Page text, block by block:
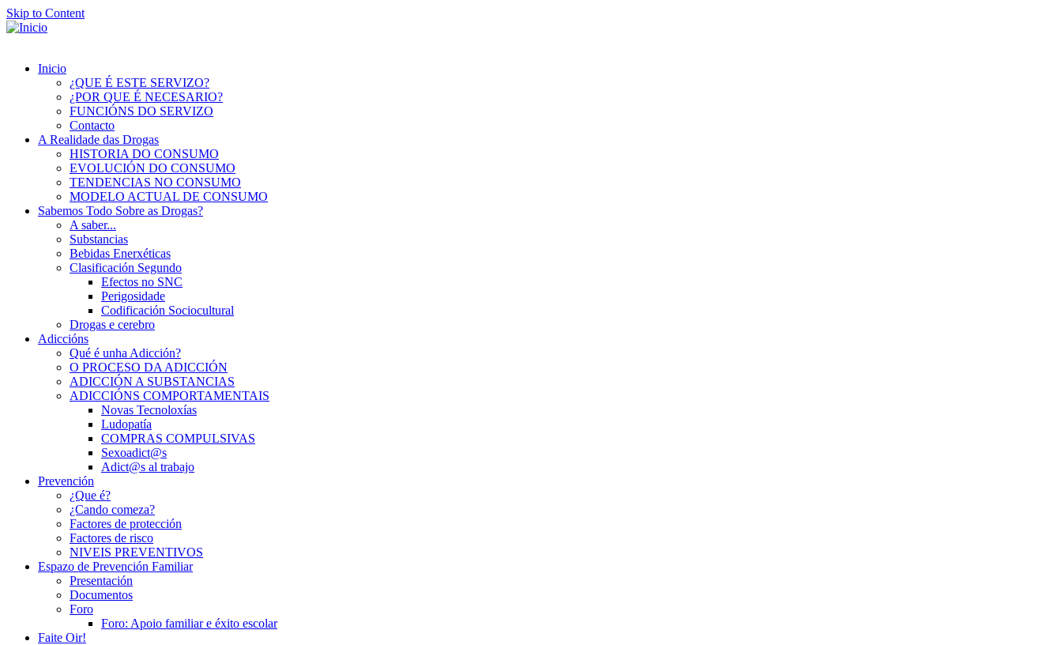
Skip to Content
Inicio
¿QUE É ESTE SERVIZO?
¿POR QUE É NECESARIO?
FUNCIÓNS DO SERVIZO
Contacto
A Realidade das Drogas
HISTORIA DO CONSUMO
EVOLUCIÓN DO CONSUMO
TENDENCIAS NO CONSUMO
MODELO ACTUAL DE CONSUMO
Sabemos Todo Sobre as Drogas?
A saber...
Substancias
Bebidas Enerxéticas
Clasificación Segundo
Efectos no SNC
Perigosidade
Codificación Sociocultural
Drogas e cerebro
Adiccións
Qué é unha Adicción?
O PROCESO DA ADICCIÓN
ADICCIÓN A SUBSTANCIAS
ADICCIÓNS COMPORTAMENTAIS
Novas Tecnoloxías
Ludopatía
COMPRAS COMPULSIVAS
Sexoadict@s
Adict@s al trabajo
Prevención
¿Que é?
¿Cando comeza?
Factores de protección
Factores de risco
NIVEIS PREVENTIVOS
Espazo de Prevención Familiar
Presentación
Documentos
Foro
Foro: Apoio familiar e éxito escolar
Faite Oir!